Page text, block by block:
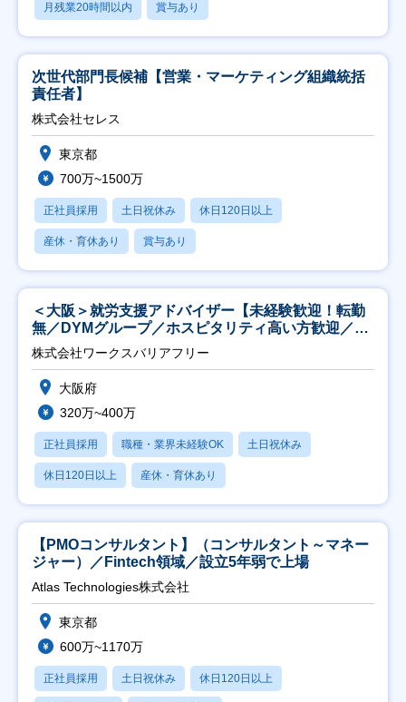
月残業20時間以内 賞与あり
次世代部門長候補【営業・マーケティング組織統括
責任者】
株式会社セレス
東京都
700万~1500万
正社員採用 土日祝休み 休日120日以上
産休・育休あり 賞与あり
＜大阪＞就労支援アドバイザー【未経験歓迎！転勤
無／DYMグループ／ホスピタリティ高い方歓迎／土
日祝】
株式会社ワークスバリアフリー
大阪府
320万~400万
正社員採用 職種・業界未経験OK 土日祝休み
休日120日以上 産休・育休あり
【PMOコンサルタント】（コンサルタント～マネー
ジャー）／Fintech領域／設立5年弱で上場
Atlas Technologies株式会社
東京都
600万~1170万
正社員採用 土日祝休み 休日120日以上